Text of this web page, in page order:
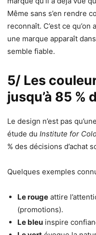
Même sans s’en rendre
reconnaît. C’est ce
une marque apparaît
semble fiable.
5/ Les
jusqu’à 85 %
Le design n’est pas
étude du Institute for
% des décisions d’achat
Quelques exemples
Le rouge attire
(promotions).
Le bleu inspire